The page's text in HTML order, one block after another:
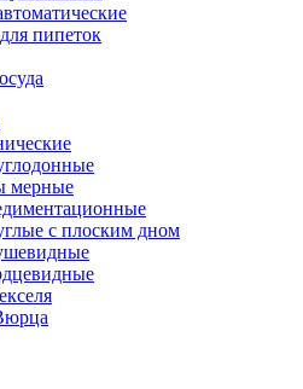
пипеток
мерные
с плоским дном